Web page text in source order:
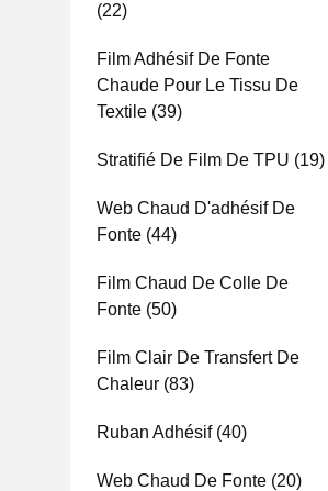
(22)
Film Adhésif De Fonte
Chaude Pour Le Tissu De
Textile (39)
Stratifié De Film De TPU (19)
Web Chaud D'adhésif De
Fonte (44)
Film Chaud De Colle De
Fonte (50)
Film Clair De Transfert De
Chaleur (83)
Ruban Adhésif(40)
Web Chaud De Fonte (20)